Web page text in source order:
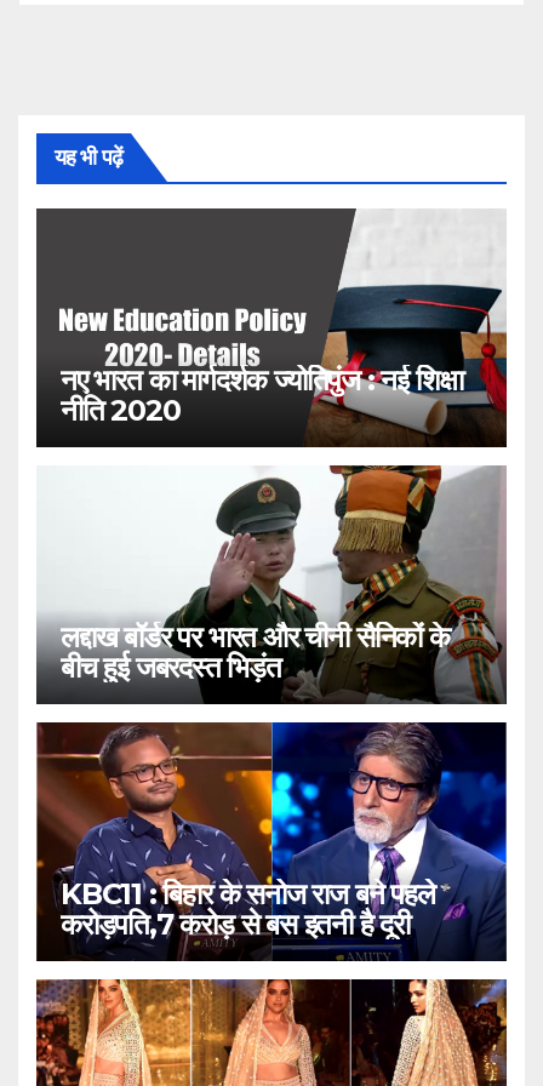
यह भी पढ़ें
नए भारत का मार्गदर्शक ज्योतिपुंज : नई शिक्षा
नीति 2020
लद्दाख बॉर्डर पर भारत और चीनी सैनिकों के
बीच हुई जबरदस्त भिड़ंत
KBC11 : बिहार के सनोज राज बने पहले
करोड़पति,7 करोड़ से बस इतनी है दूरी